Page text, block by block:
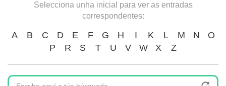
Selecciona unha inicial para ver as entradas
correspondentes:
A B C D E F G H I K L M N
O
P
R S T U V W X Z